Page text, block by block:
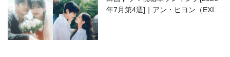
年7月第4週]｜アン・ヒヨン（EXID